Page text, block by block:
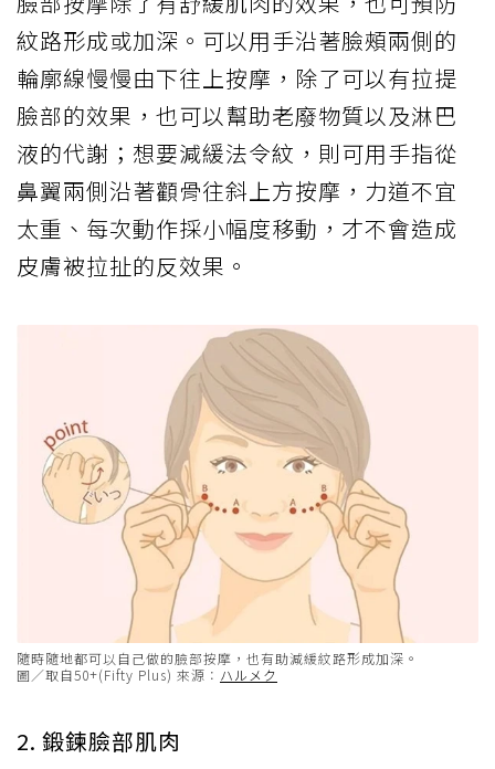
紋路形成或加深。可以用手沿著臉頰兩側的
輪廓線慢慢由下往上按摩，除了可以有拉提
臉部的效果，也可以幫助老廢物質以及淋巴
液的代謝；想要減緩法令紋，則可用手指從
鼻翼兩側沿著顴骨往斜上方按摩，力道不宜
太重、每次動作採小幅度移動，才不會造成
皮膚被拉扯的反效果。
隨時隨地都可以自己做的臉部按摩，也有助減緩紋路形成加深。
圖／取自50+(Fifty Plus) 來源： ハルメク
2. 鍛鍊臉部肌肉